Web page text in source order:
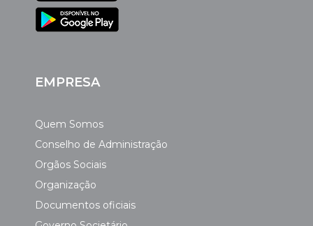
EMPRESA
Quem Somos
Conselho de Administração
Orgãos Sociais
Organização
Documentos oficiais